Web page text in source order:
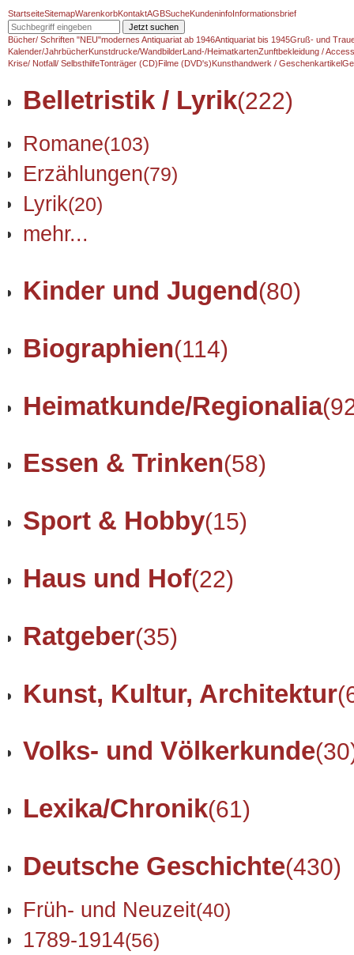
StartseiteSitemapWarenkorbKontaktAGBSucheKundeninfoInformationsbrief
Jetzt suchen
Bücher/ Schriften "NEU"modernes Antiquariat ab 1946Antiquariat bis 1945Gruß- und
Kalender/JahrbücherKunstdrucke/WandbilderLand-/HeimatkartenZunftbekleidung /
Krise/ Notfall/ SelbsthilfeTonträger (CD)Filme (DVD's)Kunsthandwerk / Geschenkartikel
Belletristik / Lyrik(222)
Romane(103)
Erzählungen(79)
Lyrik(20)
mehr...
Kinder und Jugend(80)
Biographien(114)
Heimatkunde/Regionalia
Essen & Trinken(58)
Sport & Hobby(15)
Haus und Hof(22)
Ratgeber(35)
Kunst, Kultur, Architektur
Volks- und Völkerkunde
Lexika/Chronik(61)
Deutsche Geschichte(430)
Früh- und Neuzeit(40)
1789-1914(56)